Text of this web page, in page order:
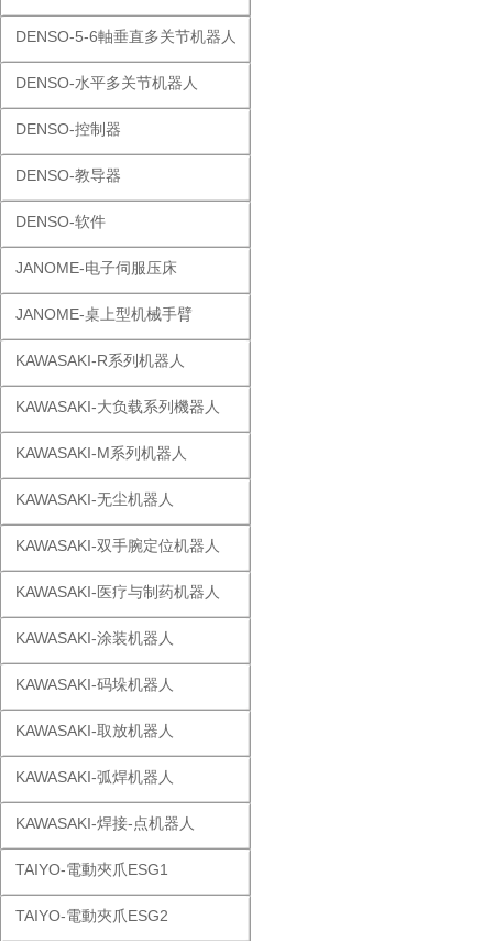
DENSO-5-6軸垂直多关节机器人
DENSO-水平多关节机器人
DENSO-控制器
DENSO-教导器
DENSO-软件
JANOME-电子伺服压床
JANOME-桌上型机械手臂
KAWASAKI-R系列机器人
KAWASAKI-大负载系列機器人
KAWASAKI-M系列机器人
KAWASAKI-无尘机器人
KAWASAKI-双手腕定位机器人
KAWASAKI-医疗与制药机器人
KAWASAKI-涂装机器人
KAWASAKI-码垛机器人
KAWASAKI-取放机器人
KAWASAKI-弧焊机器人
KAWASAKI-焊接-点机器人
TAIYO-電動夾爪ESG1
TAIYO-電動夾爪ESG2